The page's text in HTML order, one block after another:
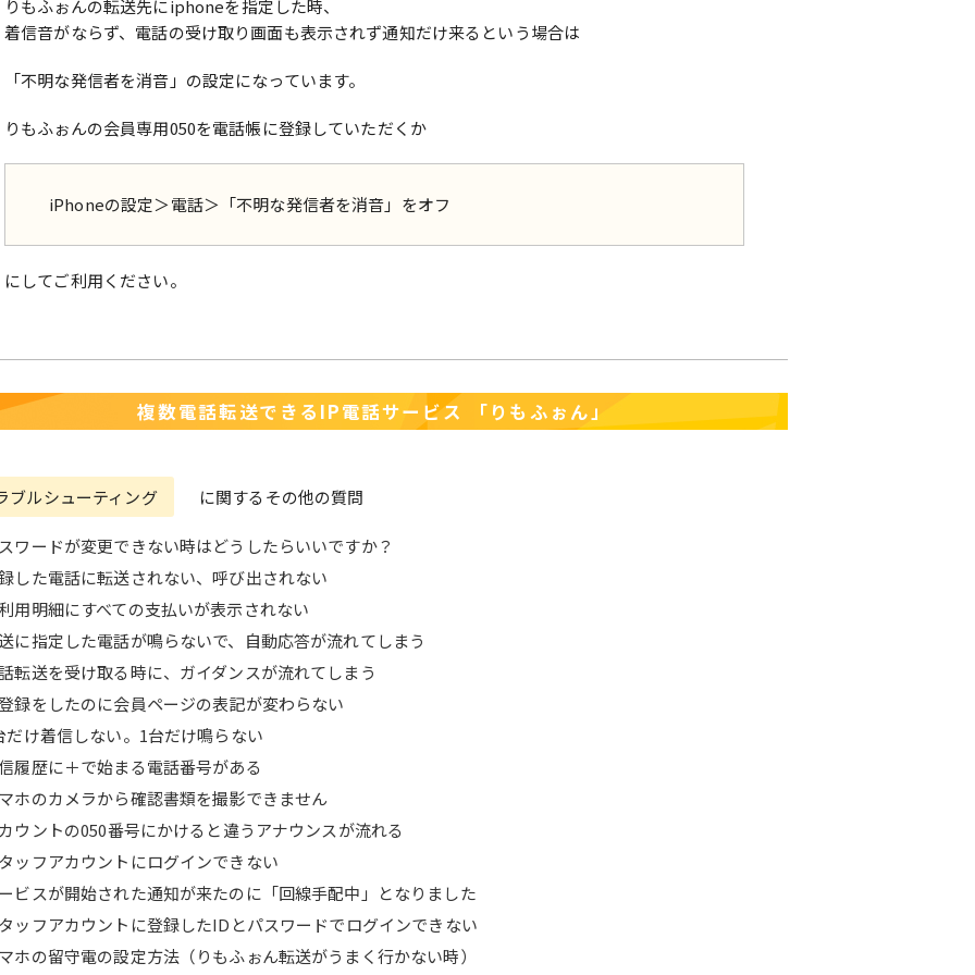
りもふぉんの転送先にiphoneを指定した時、
着信音がならず、電話の受け取り画面も表示されず通知だけ来るという場合は
「不明な発信者を消音」の設定になっています。
りもふぉんの会員専用050を電話帳に登録していただくか
iPhoneの設定＞電話＞「不明な発信者を消音」をオフ
にしてご利用ください。
複数電話転送できるIP電話サービス 「りもふぉん」
ブルシューティング に関するその他の質問
ワードが変更できない時はどうしたらいいですか？
した電話に転送されない、呼び出されない
用明細にすべての支払いが表示されない
に指定した電話が鳴らないで、自動応答が流れてしまう
転送を受け取る時に、ガイダンスが流れてしまう
録をしたのに会員ページの表記が変わらない
だけ着信しない。1台だけ鳴らない
履歴に＋で始まる電話番号がある
ホのカメラから確認書類を撮影できません
ウントの050番号にかけると違うアナウンスが流れる
ッフアカウントにログインできない
ビスが開始された通知が来たのに「回線手配中」となりました
ッフアカウントに登録したIDとパスワードでログインできない
ホの留守電の設定方法（りもふぉん転送がうまく行かない時）